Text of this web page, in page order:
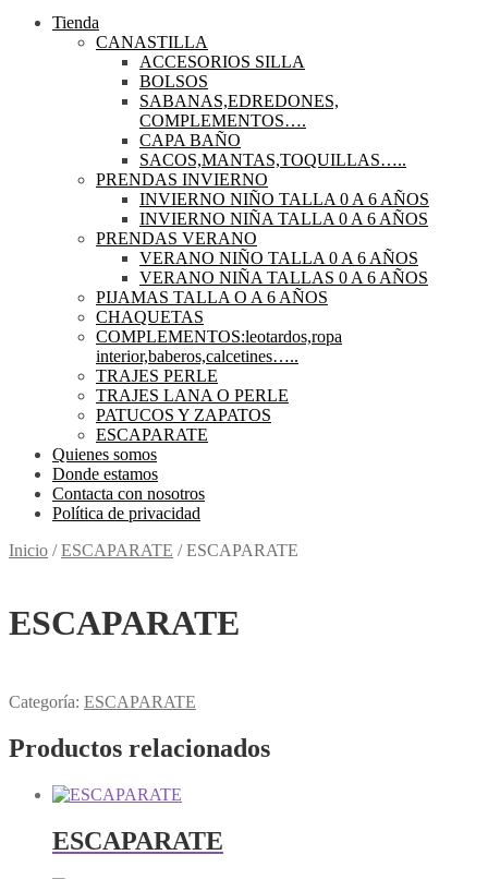
Tienda
CANASTILLA
ACCESORIOS SILLA
BOLSOS
SABANAS,EDREDONES,
COMPLEMENTOS….
CAPA BAÑO
SACOS,MANTAS,TOQUILLAS…..
PRENDAS INVIERNO
INVIERNO NIÑO TALLA 0 A 6 AÑOS
INVIERNO NIÑA TALLA 0 A 6 AÑOS
PRENDAS VERANO
VERANO NIÑO TALLA 0 A 6 AÑOS
VERANO NIÑA TALLAS 0 A 6 AÑOS
PIJAMAS TALLA O A 6 AÑOS
CHAQUETAS
COMPLEMENTOS:leotardos,ropa
interior,baberos,calcetines…..
TRAJES PERLE
TRAJES LANA O PERLE
PATUCOS Y ZAPATOS
ESCAPARATE
Quienes somos
Donde estamos
Contacta con nosotros
Política de privacidad
Inicio /ESCAPARATE /ESCAPARATE
ESCAPARATE
Categoría: ESCAPARATE
Productos relacionados
ESCAPARATE